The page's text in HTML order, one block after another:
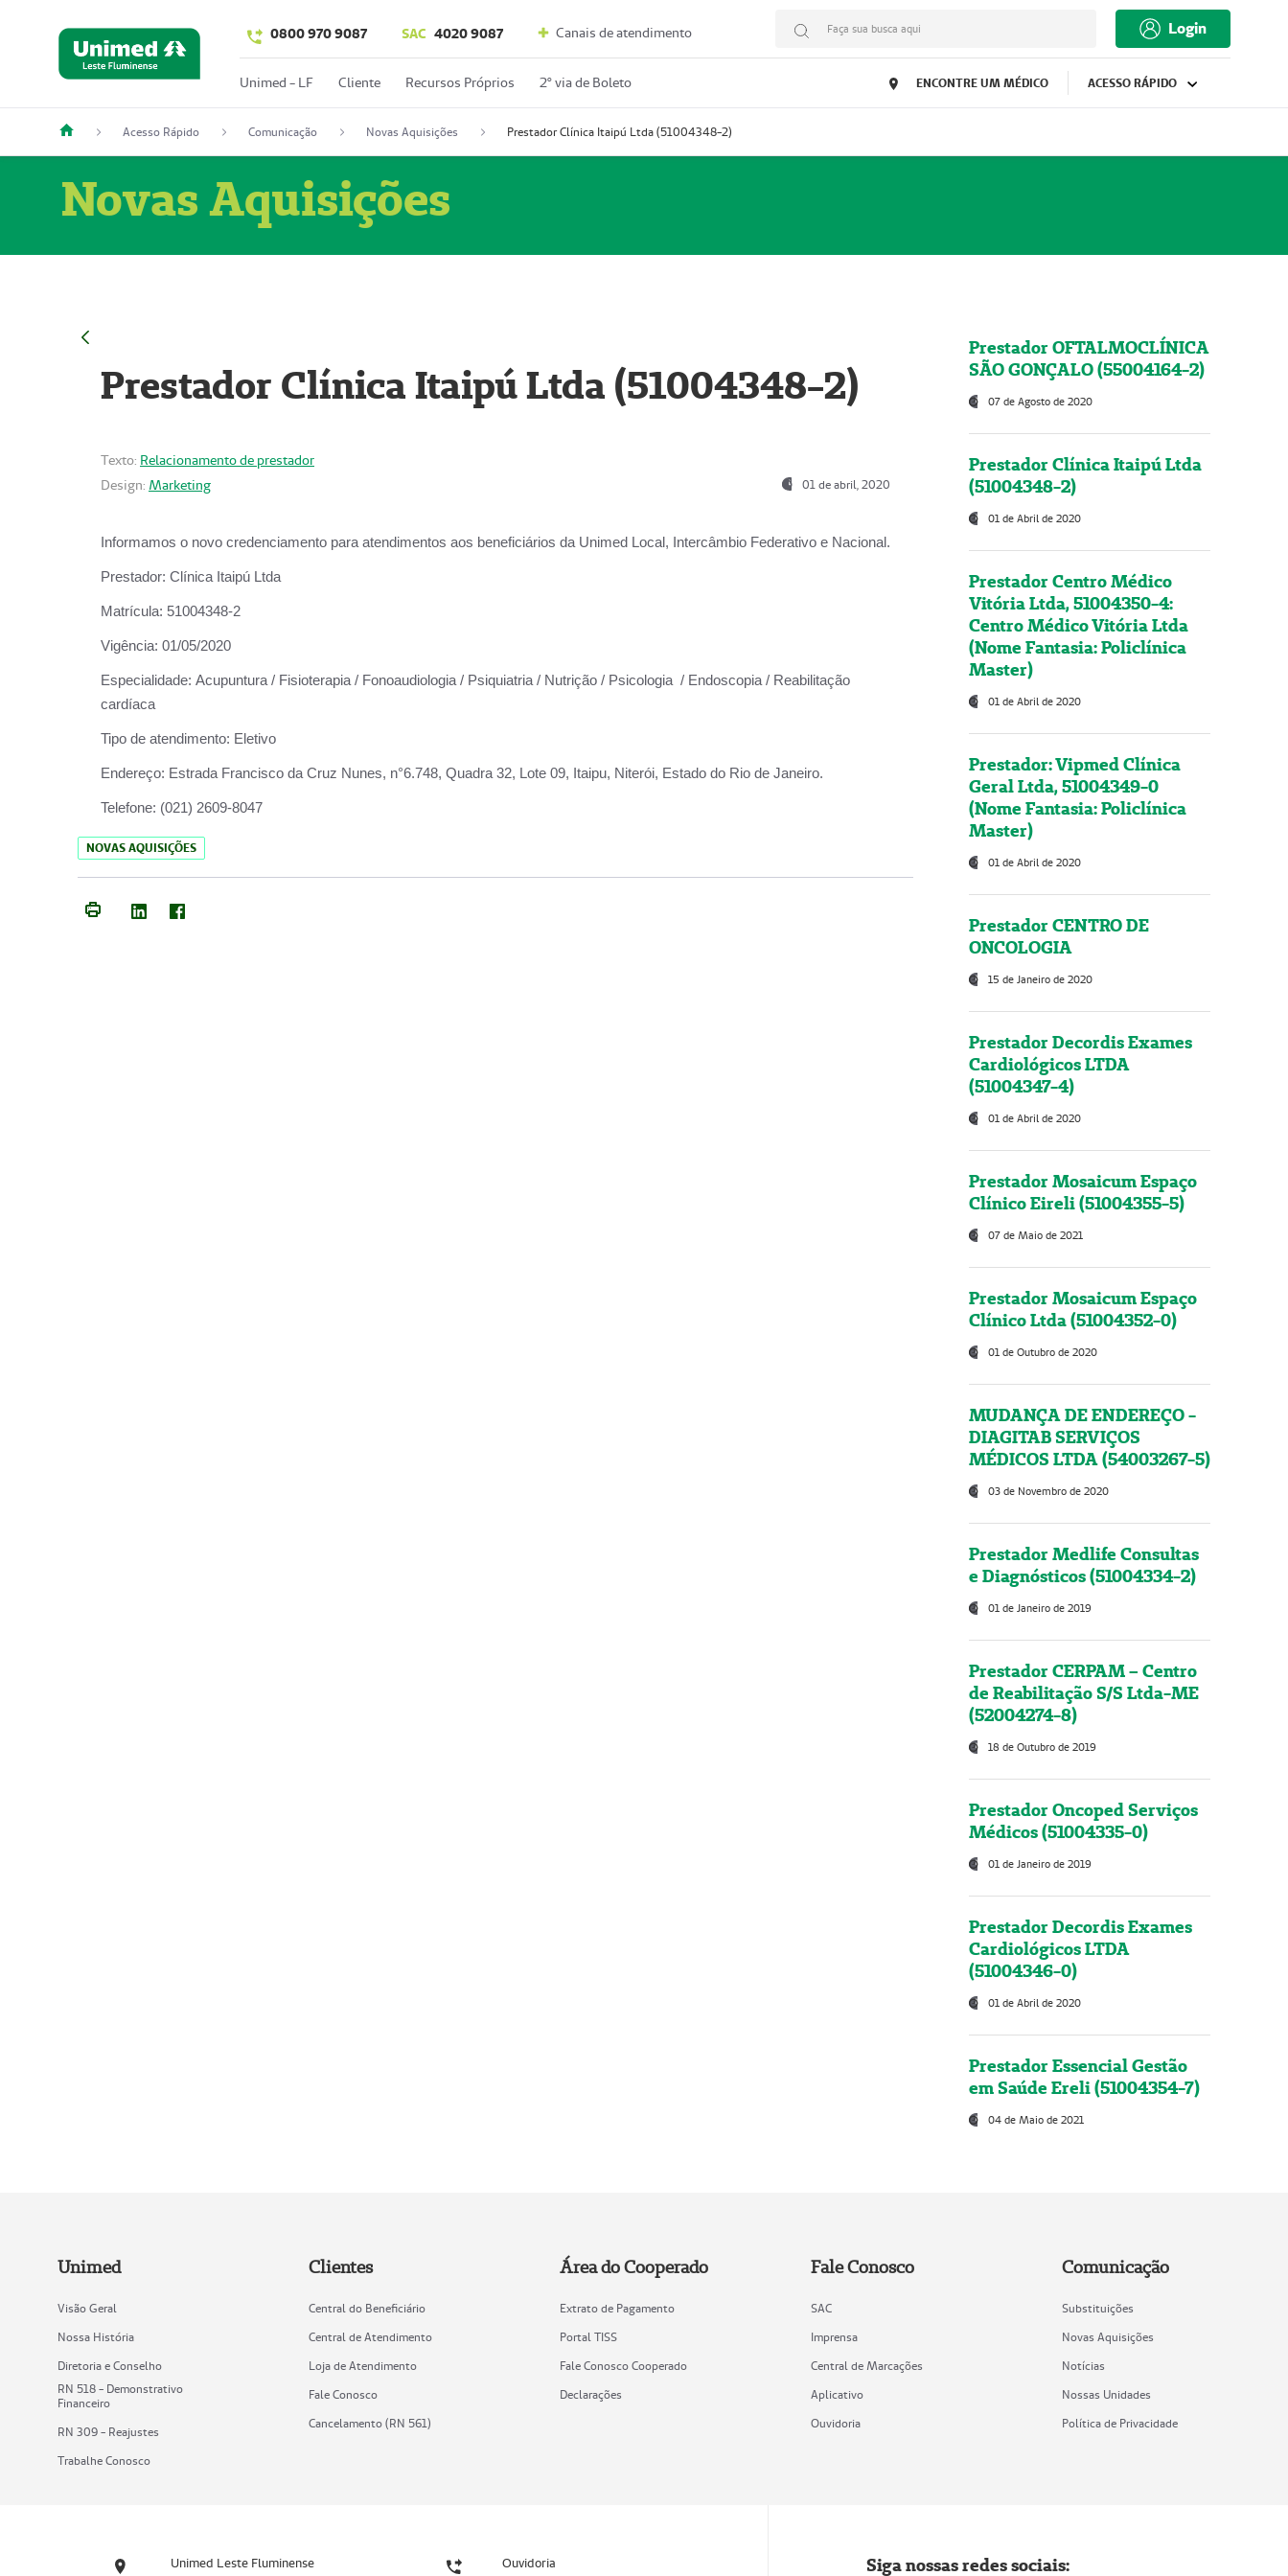
0800 970 9087 SAC 4020 9087 Canais de atendimento Faça sua busca aqui Login
Unimed - LF Cliente Recursos Próprios 2º via de Boleto ENCONTRE UM MÉDICO ACESSO RÁPIDO
Acesso Rápido Comunicação Novas Aquisições Prestador Clínica Itaipú Ltda (51004348-2)
Novas Aquisições
Prestador Clínica Itaipú Ltda (51004348-2)
Texto: Relacionamento de prestador
Design: Marketing 01 de abril, 2020
Informamos o novo credenciamento para atendimentos aos beneficiários da Unimed Local, Intercâmbio Federativo e Nacional.
Prestador: Clínica Itaipú Ltda
Matrícula: 51004348-2
Vigência: 01/05/2020
Especialidade: Acupuntura / Fisioterapia / Fonoaudiologia / Psiquiatria / Nutrição / Psicologia / Endoscopia / Reabilitação
cardíaca
Tipo de atendimento: Eletivo
Endereço: Estrada Francisco da Cruz Nunes, n°6.748, Quadra 32, Lote 09, Itaipu, Niterói, Estado do Rio de Janeiro.
Telefone: (021) 2609-8047
NOVAS AQUISIÇÕES
Prestador OFTALMOCLÍNICA
SÃO GONÇALO (55004164-2)
07 de Agosto de 2020
Prestador Clínica Itaipú Ltda
(51004348-2)
01 de Abril de 2020
Prestador Centro Médico
Vitória Ltda, 51004350-4:
Centro Médico Vitória Ltda
(Nome Fantasia: Policlínica
Master)
01 de Abril de 2020
Prestador: Vipmed Clínica
Geral Ltda, 51004349-0
(Nome Fantasia: Policlínica
Master)
01 de Abril de 2020
Prestador CENTRO DE
ONCOLOGIA
15 de Janeiro de 2020
Prestador Decordis Exames
Cardiológicos LTDA
(51004347-4)
01 de Abril de 2020
Prestador Mosaicum Espaço
Clínico Eireli (51004355-5)
07 de Maio de 2021
Prestador Mosaicum Espaço
Clínico Ltda (51004352-0)
01 de Outubro de 2020
MUDANÇA DE ENDEREÇO -
DIAGITAB SERVIÇOS
MÉDICOS LTDA (54003267-5)
03 de Novembro de 2020
Prestador Medlife Consultas
e Diagnósticos (51004334-2)
01 de Janeiro de 2019
Prestador CERPAM – Centro
de Reabilitação S/S Ltda-ME
(52004274-8)
18 de Outubro de 2019
Prestador Oncoped Serviços
Médicos (51004335-0)
01 de Janeiro de 2019
Prestador Decordis Exames
Cardiológicos LTDA
(51004346-0)
01 de Abril de 2020
Prestador Essencial Gestão
em Saúde Ereli (51004354-7)
04 de Maio de 2021
Unimed
Visão Geral
Nossa História
Diretoria e Conselho
RN 518 - Demonstrativo
Financeiro
RN 309 - Reajustes
Trabalhe Conosco
Clientes
Central do Beneficiário
Central de Atendimento
Loja de Atendimento
Fale Conosco
Cancelamento (RN 561)
Área do Cooperado
Extrato de Pagamento
Portal TISS
Fale Conosco Cooperado
Declarações
Fale Conosco
SAC
Imprensa
Central de Marcações
Aplicativo
Ouvidoria
Comunicação
Substituições
Novas Aquisições
Notícias
Nossas Unidades
Política de Privacidade
Unimed Leste Fluminense Ouvidoria Siga nossas redes sociais: